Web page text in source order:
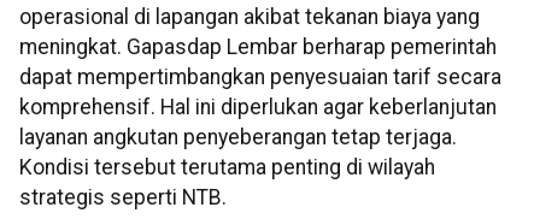
operasional di lapangan akibat tekanan biaya yang
meningkat. Gapasdap Lembar berharap pemerintah
dapat mempertimbangkan penyesuaian tarif secara
komprehensif. Hal ini diperlukan agar keberlanjutan
layanan angkutan penyeberangan tetap terjaga.
Kondisi tersebut terutama penting di wilayah
strategis seperti NTB.